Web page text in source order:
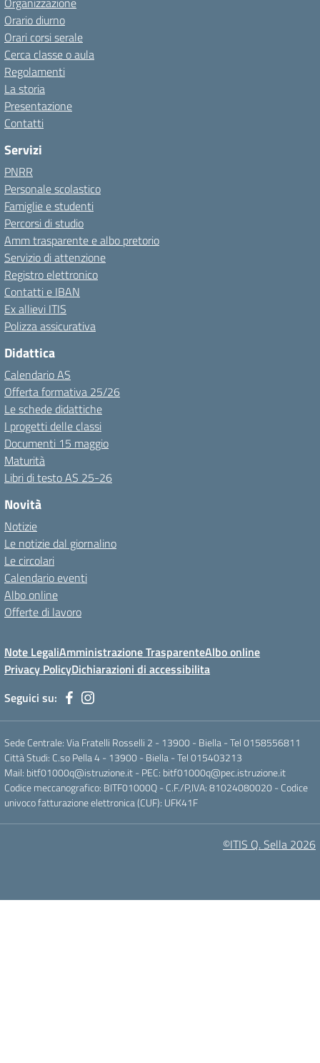
Orario diurno
Orari corsi serale
Cerca classe o aula
Regolamenti
La storia
Presentazione
Contatti
Servizi
PNRR
Personale scolastico
Famiglie e studenti
Percorsi di studio
Amm trasparente e albo pretorio
Servizio di attenzione
Registro elettronico
Contatti e IBAN
Ex allievi ITIS
Polizza assicurativa
Didattica
Calendario AS
Offerta formativa 25/26
Le schede didattiche
I progetti delle classi
Documenti 15 maggio
Maturità
Libri di testo AS 25-26
Novità
Notizie
Le notizie dal giornalino
Le circolari
Calendario eventi
Albo online
Offerte di lavoro
Note LegaliAmministrazione TrasparenteAlbo online
Privacy PolicyDichiarazioni di accessibilita
Seguici su:
Sede Centrale: Via Fratelli Rosselli 2 - 13900 - Biella - Tel 0158556811
Città Studi: C.so Pella 4 - 13900 - Biella - Tel 015403213
Mail: bitf01000q@istruzione.it- PEC: bitf01000q@pec.istruzione.it
Codice meccanografico: BITF01000Q - C.F./P,IVA: 81024080020 - Codice
univoco fatturazione elettronica (CUF): UFK41F
©ITIS Q. Sella 2026